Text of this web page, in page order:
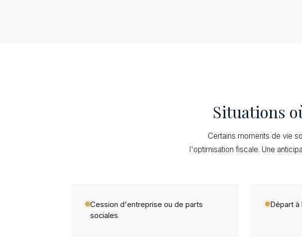
Situations
Certains moments de vie
l'optimisation fiscale. Une
Cession d'entreprise ou de parts
sociales
Départ à